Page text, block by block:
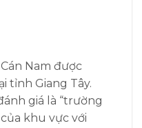
Nam được
tỉnh Giang Tây.
giá là “trường
khu vực với